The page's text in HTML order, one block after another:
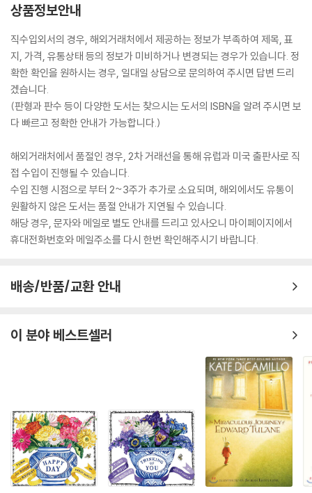
상품정보안내
직수입외서의 경우, 해외거래처에서 제공하는 정보가 부족하여 제목, 표
지, 가격, 유통상태 등의 정보가 미비하거나 변경되는 경우가 있습니다. 정
확한 확인을 원하시는 경우, 일대일 상담으로 문의하여 주시면 답변 드리
겠습니다.
(판형과 판수 등이 다양한 도서는 찾으시는 도서의 ISBN을 알려 주시면 보
다 빠르고 정확한 안내가 가능합니다.)
해외거래처에서 품절인 경우, 2차 거래선을 통해 유럽과 미국 출판사로 직
접 수입이 진행될 수 있습니다.
수입 진행 시점으로 부터 2~3주가 추가로 소요되며, 해외에서도 유통이
원활하지 않은 도서는 품절 안내가 지연될 수 있습니다.
해당 경우, 문자와 메일로 별도 안내를 드리고 있사오니 마이페이지에서
휴대전화번호와 메일주소를 다시 한번 확인해주시기 바랍니다.
배송/반품/교환 안내
이 분야 베스트셀러